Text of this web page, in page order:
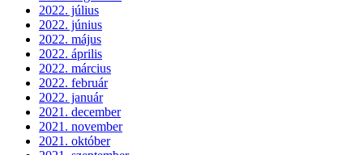
2022. július
2022. június
2022. május
2022. április
2022. március
2022. február
2022. január
2021. december
2021. november
2021. október